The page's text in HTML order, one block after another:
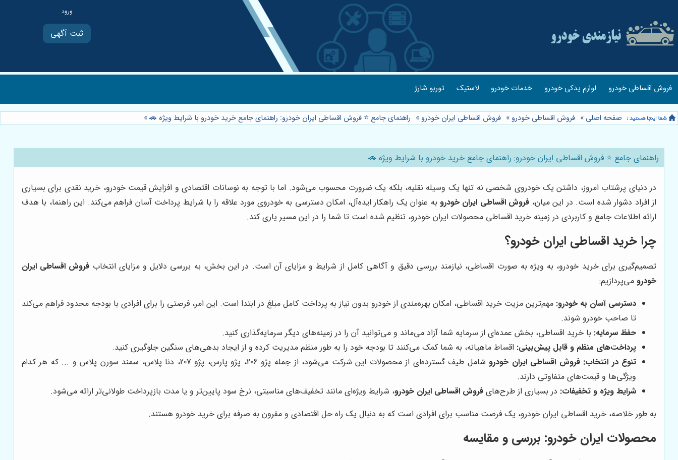
ثبت آگهی
فروش اقساطی خودرو لوازم یدکی خودرو خدمات خودرو لاستیک توربو شارژ
صفحه اصلی » فروش اقساطی خودرو » فروش اقساطی ایران خودرو » راهنمای جامع ⭐️ فروش اقساطی ایران خودرو: راهنمای جامع خرید خودرو با شرایط ویژه 🚗»
راهنمای جامع ⭐️ فروش اقساطی ایران خودرو: راهنمای جامع خرید خودرو با شرایط ویژه 🚗
در دنیای پرشتاب امروز، داشتن یک خودروی شخصی نه تنها یک وسیله نقلیه، بلکه یک ضرورت محسوب می‌شود. اما با توجه به نوسانات اقتصادی و افزایش قیمت خودرو، خرید نقدی برای بسیاری
از افراد دشوار شده است. در این میان، فروش اقساطی ایران خودروبه عنوان یک راهکار ایده‌آل، امکان دسترسی به خودروی مورد علاقه را با شرایط پرداخت آسان فراهم می‌کند. این راهنما، با هدف
ارائه اطلاعات جامع و کاربردی در زمینه خرید اقساطی محصولات ایران خودرو، تنظیم شده است تا شما را در این مسیر یاری کند.
چرا خرید اقساطی ایران خودرو؟
تصمیم‌گیری برای خرید خودرو، به ویژه به صورت اقساطی، نیازمند بررسی دقیق و آگاهی کامل از شرایط و مزایای آن است. در این بخش، به بررسی دلایل و مزایای انتخاب فروش اقساطی ایران
خودرو می‌پردازیم:
دسترسی آسان به خودرو: مهم‌ترین مزیت خرید اقساطی، امکان بهره‌مندی از خودرو بدون نیاز به پرداخت کامل مبلغ در ابتدا است. این امر، فرصتی را برای افرادی با بودجه محدود فراهم می‌کند
تا صاحب خودرو شوند.
حفظ سرمایه: با خرید اقساطی، بخش عمده‌ای از سرمایه شما آزاد می‌ماند و می‌توانید آن را در زمینه‌های دیگر سرمایه‌گذاری کنید.
پرداخت‌های منظم و قابل پیش‌بینی: اقساط ماهیانه، به شما کمک می‌کنند تا بودجه خود را به طور منظم مدیریت کرده و از ایجاد بدهی‌های سنگین جلوگیری کنید.
تنوع در انتخاب: فروش اقساطی ایران خودرو
شامل طیف گسترده‌ای از محصولات این شرکت می‌شود، از جمله پژو 206، پژو پارس، پژو 207، دنا پلاس، سمند سورن پلاس و ... که هر کدام
ویژگی‌ها و قیمت‌های متفاوتی دارند.
شرایط ویژه و تخفیفات: در بسیاری از طرح‌های فروش اقساطی ایران خودرو، شرایط ویژه‌ای مانند تخفیف‌های مناسبتی، نرخ سود پایین‌تر و یا مدت بازپرداخت طولانی‌تر ارائه می‌شود.
به طور خلاصه، خرید اقساطی ایران خودرو، یک فرصت مناسب برای افرادی است که به دنبال یک راه حل اقتصادی و مقرون به صرفه برای خرید خودرو هستند.
محصولات ایران خودرو: بررسی و مقایسه